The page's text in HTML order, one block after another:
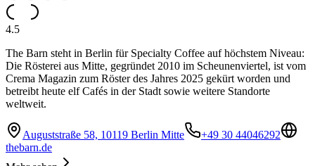
4.5
The Barn steht in Berlin für Specialty Coffee auf höchstem Niveau:
Die Rösterei aus Mitte, gegründet 2010 im Scheunenviertel, ist vom
Crema Magazin zum Röster des Jahres 2025 gekürt worden und
betreibt heute elf Cafés in der Stadt sowie weitere Standorte
weltweit.
Auguststraße 58, 10119 Berlin Mitte
+49 30 44046292
thebarn.de